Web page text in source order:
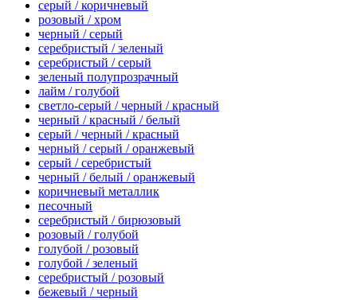
серый / коричневый
розовый / хром
черный / серый
серебристый / зеленый
серебристый / серый
зеленый полупрозрачный
лайм / голубой
светло-серый / черный / красный
черный / красный / белый
серый / черный / красный
черный / серый / оранжевый
серый / серебристый
черный / белый / оранжевый
коричневый металлик
песочный
серебристый / бирюзовый
розовый / голубой
голубой / розовый
голубой / зеленый
серебристый / розовый
бежевый / черный